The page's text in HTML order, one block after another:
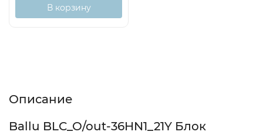
В корзину
Описание
Ballu BLC_O/out-36HN1_21Y Блок